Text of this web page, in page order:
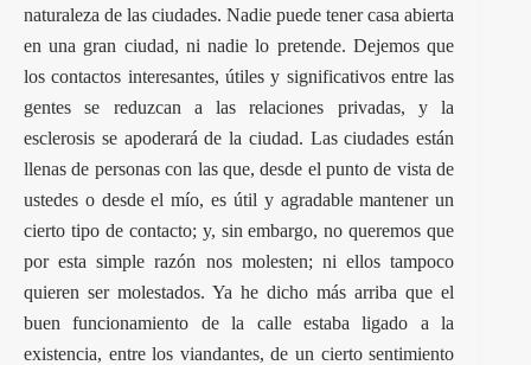
naturaleza de las ciudades. Nadie puede tener casa abierta
en una gran ciudad, ni nadie lo pretende. Dejemos que
los contactos interesantes, útiles y significativos entre las
gentes se reduzcan a las relaciones privadas, y la
esclerosis se apoderará de la ciudad. Las ciudades están
llenas de personas con las que, desde el punto de vista de
ustedes o desde el mío, es útil y agradable mantener un
cierto tipo de contacto; y, sin embargo, no queremos que
por esta simple razón nos molesten; ni ellos tampoco
quieren ser molestados. Ya he dicho más arriba que el
buen funcionamiento de la calle estaba ligado a la
existencia, entre los viandantes, de un cierto sentimiento